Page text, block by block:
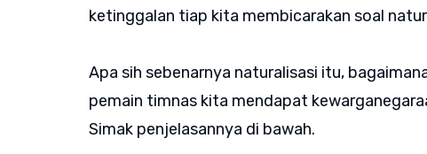
ketinggalan tiap kita membicarakan soal
Apa sih sebenarnya naturalisasi itu,
pemain timnas kita mendapat
Simak penjelasannya di bawah.